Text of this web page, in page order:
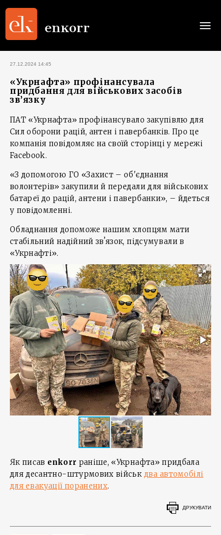
27.12.2024 14:45
«Укрнафта» профінансувала
придбання для військових засобів
зв’язку
ПАТ «Укрнафта» профінансувало закупівлю для
Сил оборони рацій, антен і павербанків. Про це
компанія повідомляє на своїй сторінці у мережі
Facebook.
«З допомогою ГО «Захист – об'єднання
волонтерів» закупили й передали для військових
батареї до рацій, антени і павербанки», – йдеться
у повідомленні.
Обладнання допоможе нашим хлопцям мати
стабільний надійний звʼязок, підсумували в
«Укрнафті».
Як писав enkorr раніше, «Укрнафта» придбала
для десантно-штурмових військ два автомобілі
для евакуації поранених.
ДРУКУВАТИ